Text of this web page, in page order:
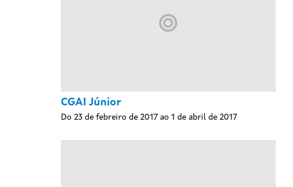
CGAI Júnior
Do 23 de febreiro de 2017 ao 1 de abril de 2017